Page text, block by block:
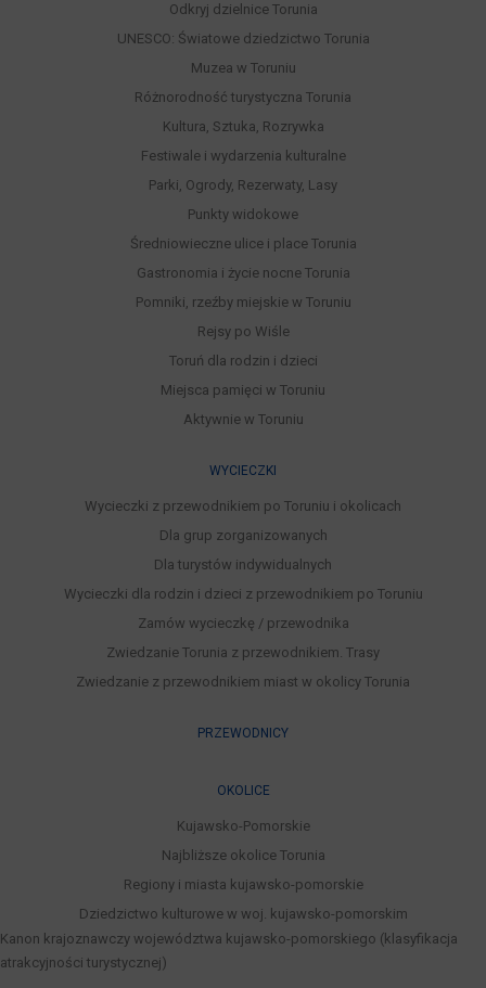
Odkryj dzielnice Torunia
UNESCO: Światowe dziedzictwo Torunia
Muzea w Toruniu
Różnorodność turystyczna Torunia
Kultura, Sztuka, Rozrywka
Festiwale i wydarzenia kulturalne
Parki, Ogrody, Rezerwaty, Lasy
Punkty widokowe
Średniowieczne ulice i place Torunia
Gastronomia i życie nocne Torunia
Pomniki, rzeźby miejskie w Toruniu
Rejsy po Wiśle
Toruń dla rodzin i dzieci
Miejsca pamięci w Toruniu
Aktywnie w Toruniu
WYCIECZKI
Wycieczki z przewodnikiem po Toruniu i okolicach
Dla grup zorganizowanych
Dla turystów indywidualnych
Wycieczki dla rodzin i dzieci z przewodnikiem po Toruniu
Zamów wycieczkę / przewodnika
Zwiedzanie Torunia z przewodnikiem. Trasy
Zwiedzanie z przewodnikiem miast w okolicy Torunia
PRZEWODNICY
OKOLICE
Kujawsko-Pomorskie
Najbliższe okolice Torunia
Regiony i miasta kujawsko-pomorskie
Dziedzictwo kulturowe w woj. kujawsko-pomorskim
Kanon krajoznawczy województwa kujawsko-pomorskiego (klasyfikacja
atrakcyjności turystycznej)